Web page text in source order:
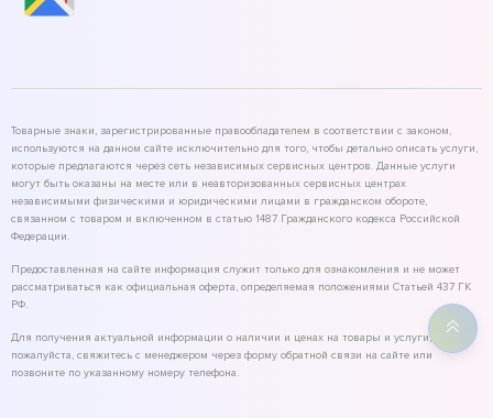
Товарные знаки, зарегистрированные правообладателем в соответствии с законом,
используются на данном сайте исключительно для того, чтобы детально описать услуги,
которые предлагаются через сеть независимых сервисных центров. Данные услуги
могут быть оказаны на месте или в неавторизованных сервисных центрах
независимыми физическими и юридическими лицами в гражданском обороте,
связанном с товаром и включенном в статью 1487 Гражданского кодекса Российской
Федерации.
Предоставленная на сайте информация служит только для ознакомления и не может
рассматриваться как официальная оферта, определяемая положениями Статьей 437 ГК
РФ.
Для получения актуальной информации о наличии и ценах на товары и услуги,
пожалуйста, свяжитесь с менеджером через форму обратной связи на сайте или
позвоните по указанному номеру телефона.